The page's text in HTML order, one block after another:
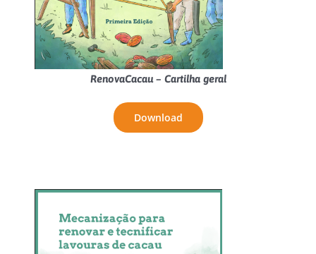
RenovaCacau – Cartilha geral
Download